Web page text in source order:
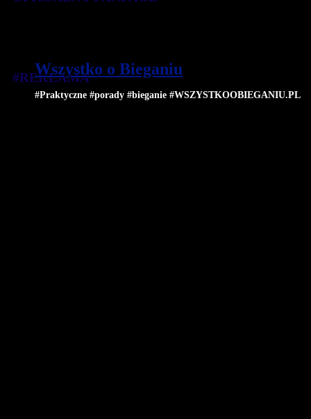
Wszystko o Bieganiu
#Praktyczne #porady #bieganie #WSZYSTKOOBIEGANIU.PL
#REKLAMA